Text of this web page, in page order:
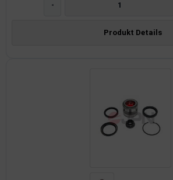
-
Produkt Details